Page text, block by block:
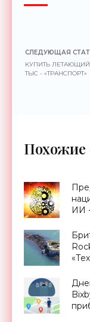
СЛЕДУЮЩАЯ
КУПИТЬ ЛЕТАЮЩИЙ
ТЫС - «ТРАНСПОРТ»
Похожие
ИИ